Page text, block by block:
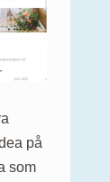
på
som